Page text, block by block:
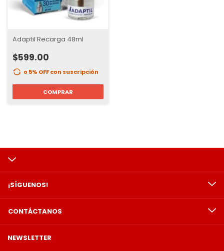
Adaptil Recarga 48ml
$599.00
o 5% OFFcon suscripción
COMPRAR
¡SÍGUENOS!
CONTÁCTANOS
NEWSLETTER